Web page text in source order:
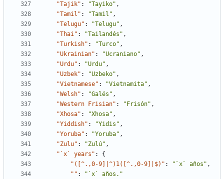
"Tajik" : "Tayiko" ,
"Tamil" : "Tamil" ,
"Telugu" : "Telugu" ,
"Thai" : "Tailandés" ,
"Turkish" : "Turco" ,
"Ukrainian" : "Ucraniano" ,
"Urdu" : "Urdu" ,
"Uzbek" : "Uzbeko" ,
"Vietnamese" : "Vietnamita" ,
"Welsh" : "Galés" ,
"Western Frisian" : "Frisón" ,
"Xhosa" : "Xhosa" ,
"Yiddish" : "Yidis" ,
"Yoruba" : "Yoruba" ,
"Zulu" : "Zulú" ,
"`x` years" :
{
"([^.,0-9]|^)1([^.,0-9]|$)" : "`x` años" ,
"" :
"`x` años."